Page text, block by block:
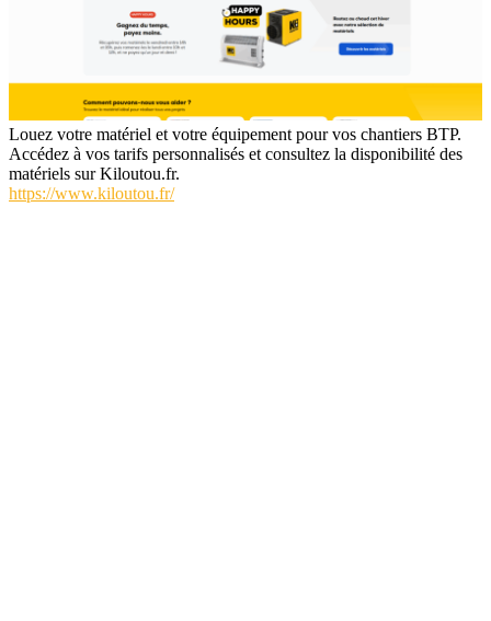
Louez votre matériel et votre équipement pour vos chantiers BTP.
Accédez à vos tarifs personnalisés et consultez la disponibilité des
matériels sur Kiloutou.fr.
https://www.kiloutou.fr/